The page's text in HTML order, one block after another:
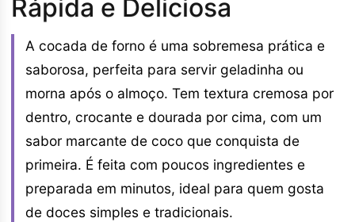
Rápida e Deliciosa
A cocada de forno é uma sobremesa prática e
saborosa, perfeita para servir geladinha ou
morna após o almoço. Tem textura cremosa por
dentro, crocante e dourada por cima, com um
sabor marcante de coco que conquista de
primeira. É feita com poucos ingredientes e
preparada em minutos, ideal para quem gosta
de doces simples e tradicionais.